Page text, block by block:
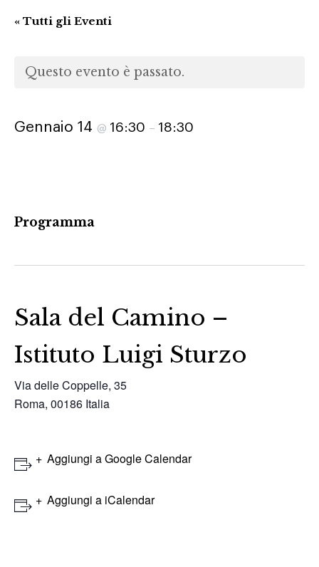
« Tutti gli Eventi
Questo evento è passato.
Gennaio 14 @ 16:30 – 18:30
Programma
Sala del Camino –
Istituto Luigi Sturzo
Via delle Coppelle, 35
Roma, 00186 Italia
Aggiungi a Google Calendar
Aggiungi a iCalendar